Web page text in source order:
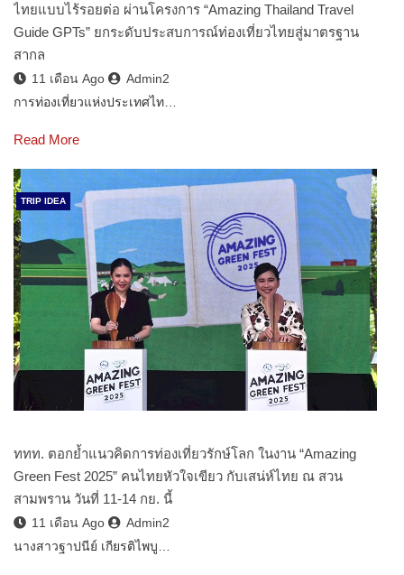
ไทยแบบไร้รอยต่อ ผ่านโครงการ “Amazing Thailand Travel
Guide GPTs” ยกระดับประสบการณ์ท่องเที่ยวไทยสู่มาตรฐาน
สากล
11 เดือน Ago
Admin2
การท่องเที่ยวแห่งประเทศไท…
Read More
TRIP IDEA
ททท. ตอกย้ำแนวคิดการท่องเที่ยวรักษ์โลก ในงาน “Amazing
Green Fest 2025” คนไทยหัวใจเขียว กับเสน่ห์ไทย ณ สวน
สามพราน วันที่ 11-14 กย. นี้
11 เดือน Ago
Admin2
นางสาวฐาปนีย์ เกียรติไพบู…